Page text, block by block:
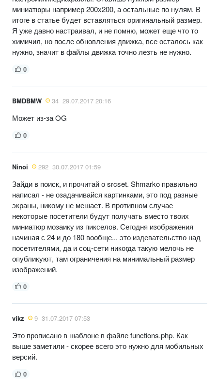
миниатюры например 200х200, а остальные по нулям. В
итоге в статье будет вставляться оригинальный размер.
Я уже давно настраивал, и не помню, может еще что то
химичил, но после обновления движка, все осталось как
нужно, значит в файлы движка точно лезть не нужно.
0
BMDBMW 34 29.07.2017 20:16
Может из-за OG
0
Ninoi 292 30.07.2017 01:59
Зайди в поиск, и прочитай о srcset. Shmarko правильно
написал - не озадачивайся картинками, это под разные
экраны, никому не мешает. В противном случае
некоторые посетители будут получать вместо твоих
миниатюр мозаику из пикселов. Сегодня изображения
начиная с 24 и до 180 вообще... это издевательство над
посетителями, да и соц-сети никогда такую мелочь не
опубликуют, там ограничения на минимальный размер
изображений.
0
vikz 9 31.07.2017 07:53
Это прописано в шаблоне в файле functions.php. Как
выше заметили - скорее всего это нужно для мобильных
версий.
0